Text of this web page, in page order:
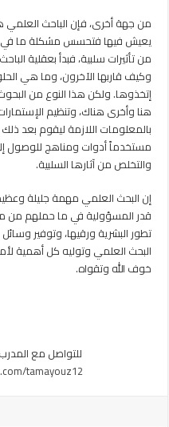
من جهة أخرى، فإن الباحث العلمي
يعيش فيها فتحسس مشكلة ما في
من تأثيرات سلبية، فبدأ بعقلية
وكيف قاربها الآخرون، وما هي
إتخذوها. ولكن هذا النوع من
هنا وأخرى هناك، وتنظيم
بالمعلومات اللازمة ليقوم بعد ذلك
مستخدماً أدوات ومناهج للوصول
والتخلص من آثارها السلبية.
إن البحث العلمي مهمة جليلة
قدر المسؤولية في ما حملهم من
تطور البشرية ورقيها، وتوفير
البحث العلمي وتوليه كل أهمية
خوف الله وتقواه.
للتواصل مع
tamayouz12